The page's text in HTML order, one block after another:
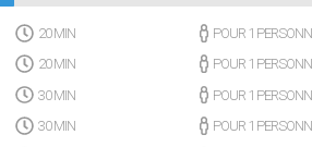
20 MIN POUR 1
20 MIN POUR 1
30 MIN POUR 1
30 MIN POUR 1